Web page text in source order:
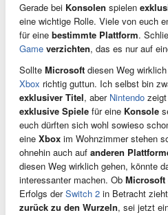
Gerade bei Konsolen spielen
eine wichtige Rolle. Viele von euch
für eine bestimmte Plattform.
Game verzichten, das es nur auf
Sollte Microsoft diesen Weg
Xbox richtig guttun. Ich selbst bin
exklusiver Titel, aber Nintendo
exklusive Spiele für eine Konsole
euch dürften sich wohl sowieso
eine Xbox im Wohnzimmer stehen
ohnehin auch auf anderen
diesen Weg wirklich gehen, könnte
interessanter machen. Ob Microsoft
Erfolgs derSwitch 2 in Betracht
zurück zu den Wurzeln, sei jetzt